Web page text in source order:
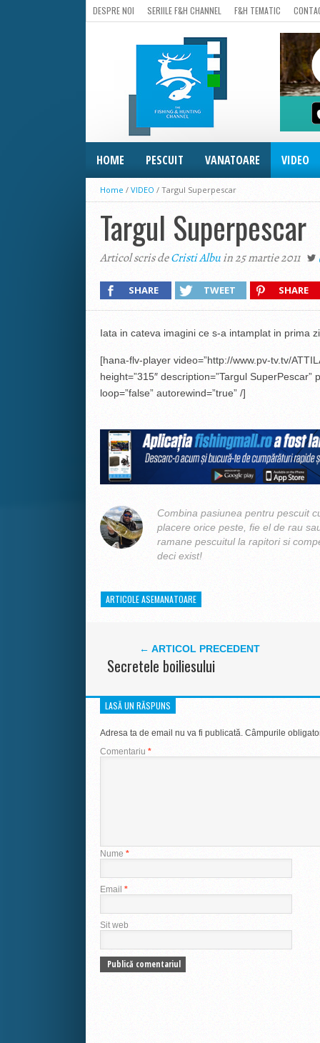
DESPRE NOI SERIILE F&H CHANNEL F&H TEMATIC
HOME PESCUIT VANATOARE VIDEO
Home / VIDEO / Targul Superpescar
Targul Superpescar
Articol scris deCristi Albuin 25 martie 2011
SHARE TWEET SHARE
Iata in cateva imagini ce s-a intamplat in prima
[hana-flv-player video=”http://www.pv-tv.tv/
height=”315″ description=”Targul SuperPescar”
loop=”false” autorewind=”true” /]
Combina pasiunea pentru pescuit
placere orice peste, fie el de rau
ramane pescuitul la rapitori si
deci exist!
ARTICOLE ASEMANATOARE
← ARTICOL PRECEDENT
Secretele boiliesului
LASĂ UN RĂSPUNS
Adresa ta de email nu va fi publicată. Câmpurile
Comentariu *
Nume *
Email *
Sit web